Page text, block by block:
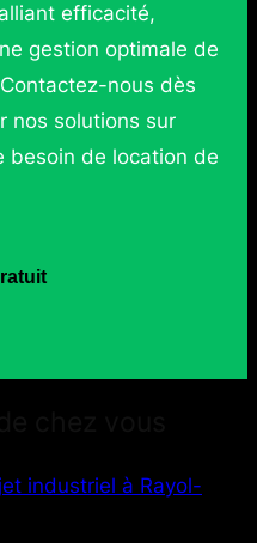
efficacité,
gestion optimale de
nous dès
nos solutions sur
besoin de location de
industriel à Rayol-